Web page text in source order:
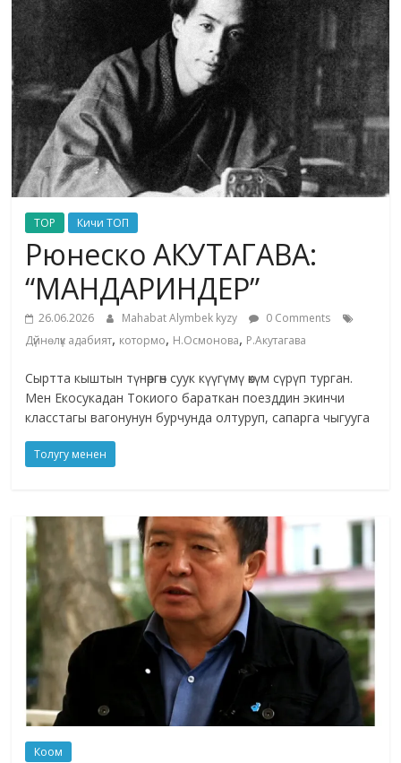
жана
адабияты
TOP Кичи ТОП
Рюнеско АКУТАГАВА:
“МАНДАРИНДЕР”
26.06.2026 Mahabat Alymbek kyzy
0 Comments
Дүйнөлүк адабият, котормо, Н.Осмонова, Р.Акутагава
Сыртта кыштын түнөргөн суук күүгүмү өкүм сүрүп турган.
Мен Екосукадан Токиого бараткан поезддин экинчи
класстагы вагонунун бурчунда олтуруп, сапарга чыгууга
Толугу менен
Коом